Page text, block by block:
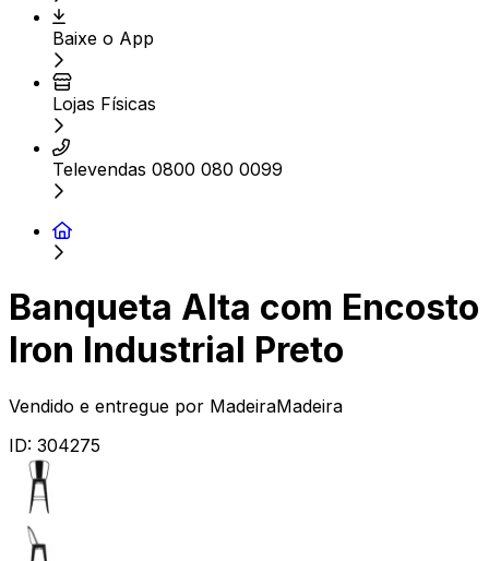
Baixe o App
Lojas Físicas
Televendas 0800 080 0099
Banqueta Alta com Encosto
Iron Industrial Preto
Vendido e entregue por MadeiraMadeira
ID: 304275